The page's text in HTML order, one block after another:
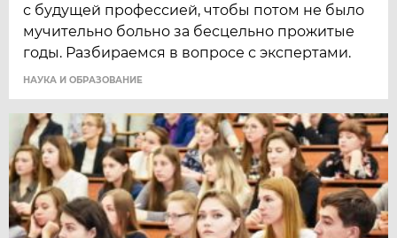
с будущей профессией, чтобы потом не было
мучительно больно за бесцельно прожитые
годы. Разбираемся в вопросе с экспертами.
НАУКА И ОБРАЗОВАНИЕ